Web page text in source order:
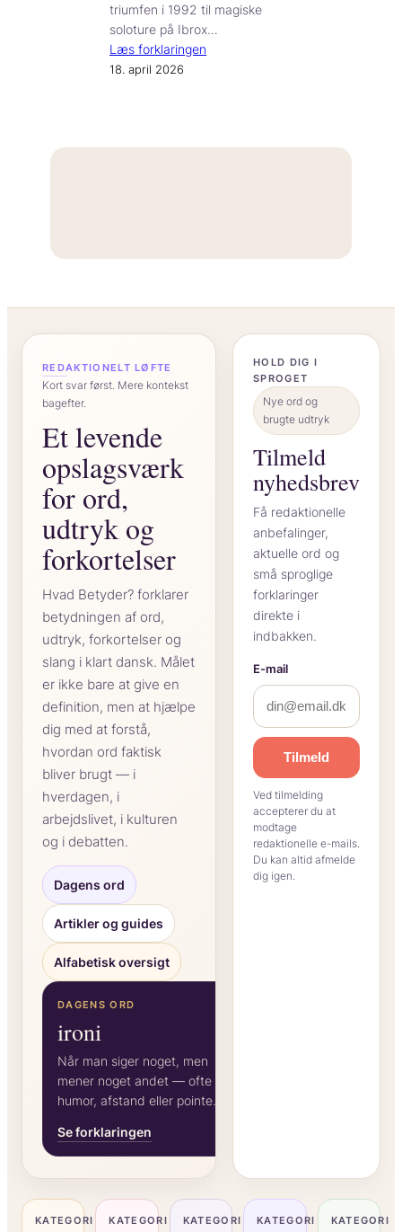
triumfen i 1992 til magiske
soloture på Ibrox…
Læs forklaringen
18. april 2026
“
REDAKTIONELT LØFTE
Kort svar først. Mere kontekst
bagefter.
Et levende
opslagsværk
for ord,
udtryk og
forkortelser
Hvad Betyder? forklarer
betydningen af ord,
udtryk, forkortelser og
slang i klart dansk. Målet
er ikke bare at give en
definition, men at hjælpe
dig med at forstå,
hvordan ord faktisk
bliver brugt — i
hverdagen, i
arbejdslivet, i kulturen
og i debatten.
Dagens ord
Artikler og guides
Alfabetisk oversigt
DAGENS ORD
ironi
Når man siger noget, men
mener noget andet — ofte for
humor, afstand eller pointe.
Se forklaringen
HOLD DIG I
SPROGET
Nye ord og
brugte udtryk
Tilmeld
nyhedsbrev
Få redaktionelle
anbefalinger,
aktuelle ord og
små sproglige
forklaringer
direkte i
indbakken.
E-mail
Tilmeld
Ved tilmelding
accepterer du at
modtage
redaktionelle e-mails.
Du kan altid afmelde
dig igen.
KATEGORI KATEGORI KATEGORI KATEGORI KATEGORI